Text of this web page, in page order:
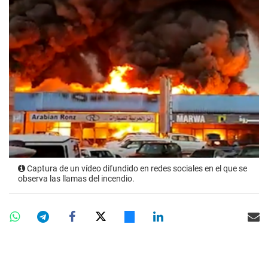
Captura de un vídeo difundido en redes sociales en el que se
observa las llamas del incendio.